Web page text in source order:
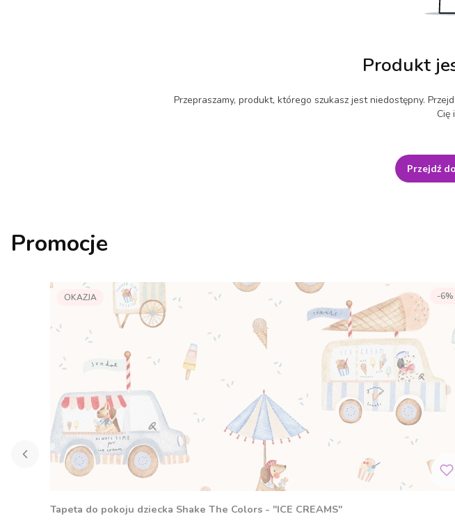
Produkt
Przepraszamy, produkt, którego szukasz jest niedostępny.
Cię
Przejdź
Promocje
OKAZJA
Tapeta do pokoju dziecka Shake The Colors - "ICE CREAMS"
-6%